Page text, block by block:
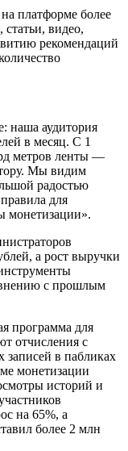
платформе более
видео,
рекомендаций
наша аудитория
в месяц. С 1
метров ленты —
Мы видим
радостью
для
монетизации».
а рост выручки
с прошлым
программа для
отчисления с
записей в пабликах
монетизации
историй и
на 65%, а
более 2 млн